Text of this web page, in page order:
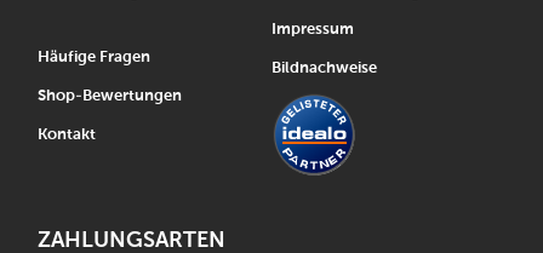
Häufige Fragen
Shop-Bewertungen
Kontakt
Impressum
Bildnachweise
ZAHLUNGSARTEN